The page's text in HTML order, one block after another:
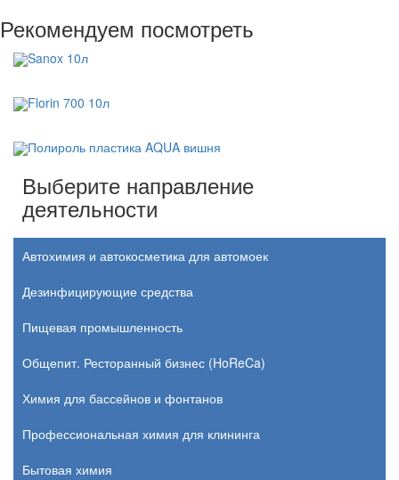
Рекомендуем посмотреть
Sanox 10л
Florin 700 10л
Полироль пластика AQUA вишня
Выберите направление
деятельности
Автохимия и автокосметика для автомоек
Дезинфицирующие средства
Пищевая промышленность
Общепит. Ресторанный бизнес (HoReCa)
Химия для бассейнов и фонтанов
Профессиональная химия для клининга
Бытовая химия